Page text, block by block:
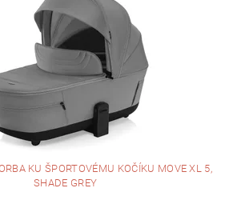
KU ŠPORTOVÉMU KOČÍKU MOVE XL 5,
SHADE GREY